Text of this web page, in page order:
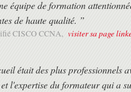
périphériques distribués
de base du zoning, du zoning
en utilisant un analyseur pour
IMPLEMENTATION
dire à la carte entre le présentiel et le
journée sont adaptés en fonction des
de formation vous sera remise en fin
pour un maximum de 14
équipe de formation
de haute qualité. ”
CISCO CCNA, visiter sa page
était des plus professionnels
l'expertise du formateur qui a